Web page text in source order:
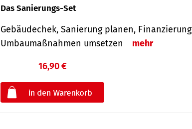
Das Sanierungs-Set
Gebäudechek, Sanierung planen,
Umbaumaßnahmen umsetzen
mehr
16,90 €